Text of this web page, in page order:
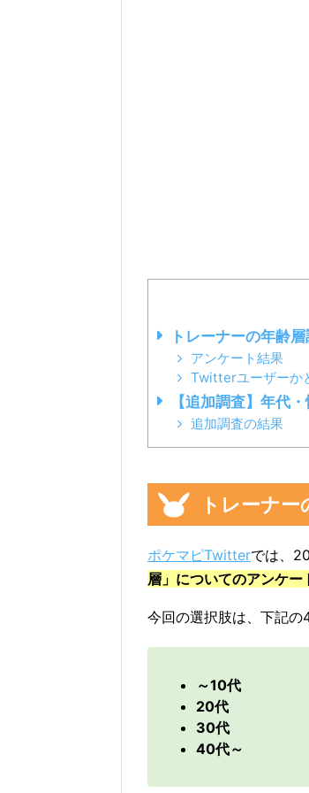
トレーナーの年齢
アンケート結果
Twitterユーザーか
【追加調査】年代・
追加調査の結果
トレーナー
ポケマピTwitterでは、
層」についてのアンケー
今回の選択肢は、下記の4
～10代
20代
30代
40代～